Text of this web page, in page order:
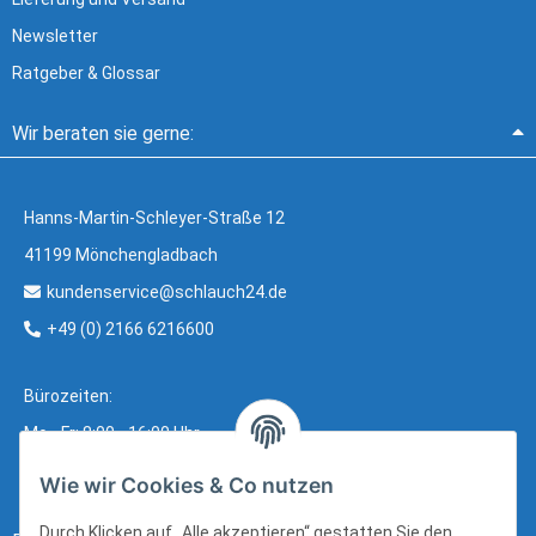
Newsletter
Ratgeber & Glossar
Wir beraten sie gerne:
Hanns-Martin-Schleyer-Straße 12
41199 Mönchengladbach
kundenservice@schlauch24.de
+49 (0) 2166 6216600
Bürozeiten:
Mo - Fr: 8:00 - 16:00 Uhr
Wie wir Cookies & Co nutzen